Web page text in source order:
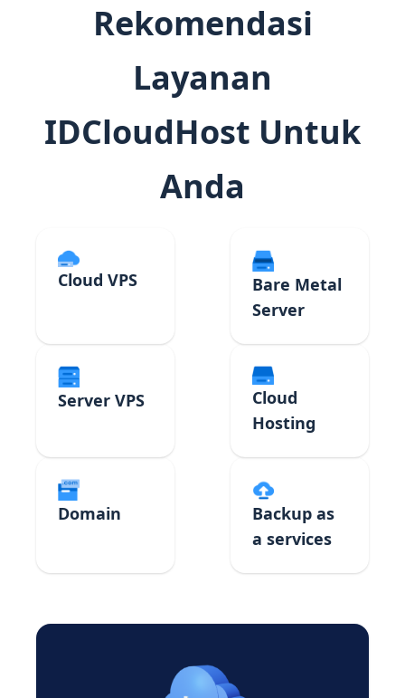
Rekomendasi
Layanan
IDCloudHost Untuk
Anda
Cloud VPS
Bare Metal
Server
Server VPS
Cloud
Hosting
Domain
Backup as
a services